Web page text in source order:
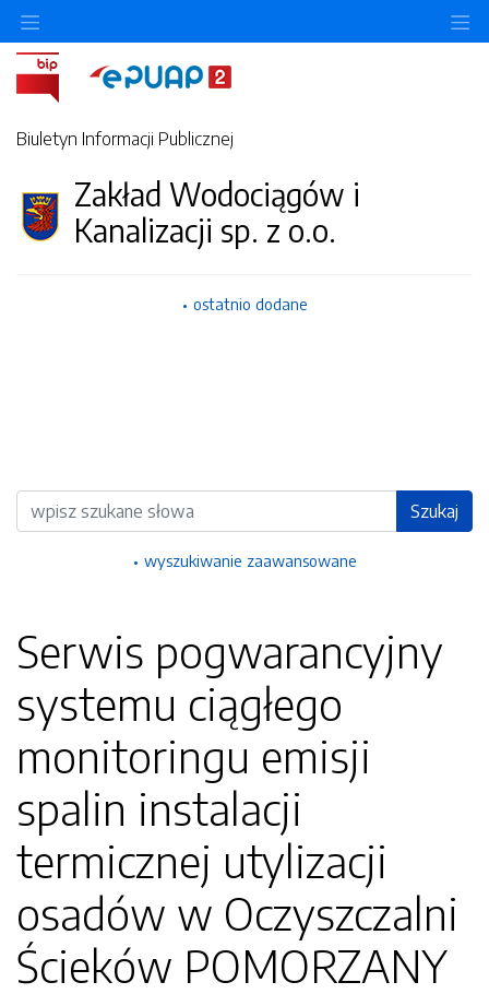
Biuletyn Informacji Publicznej
Zakład Wodociągów i
Kanalizacji sp. z o.o.
ostatnio dodane
Wyszukiwarka Szukaj
wyszukiwanie zaawansowane
Serwis pogwarancyjny
systemu ciągłego
monitoringu emisji
spalin instalacji
termicznej utylizacji
osadów w Oczyszczalni
Ścieków POMORZANY